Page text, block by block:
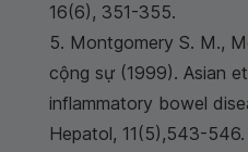
16(6), 351-355.
5. Montgomery S. M.,
cộng sự (1999). Asian
inflammatory bowel
Hepatol, 11(5),543-546.